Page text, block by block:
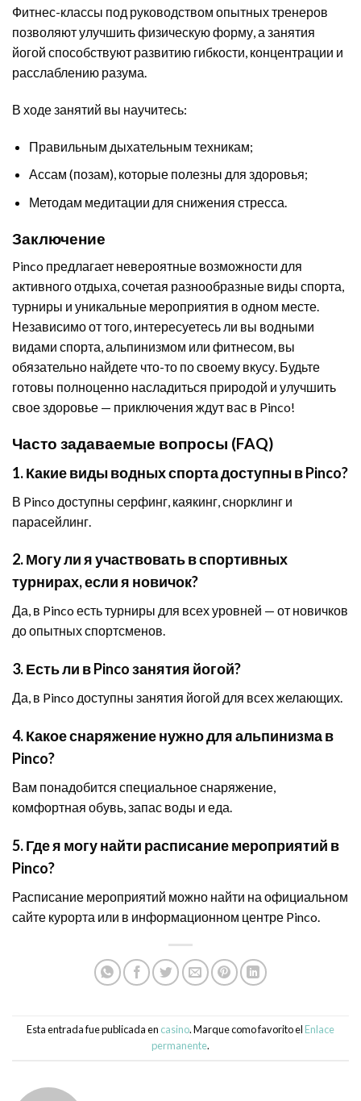
Фитнес-классы под руководством опытных тренеров
позволяют улучшить физическую форму, а занятия
йогой способствуют развитию гибкости, концентрации и
расслаблению разума.
В ходе занятий вы научитесь:
Правильным дыхательным техникам;
Ассам (позам), которые полезны для здоровья;
Методам медитации для снижения стресса.
Заключение
Pinco предлагает невероятные возможности для
активного отдыха, сочетая разнообразные виды спорта,
турниры и уникальные мероприятия в одном месте.
Независимо от того, интересуетесь ли вы водными
видами спорта, альпинизмом или фитнесом, вы
обязательно найдете что-то по своему вкусу. Будьте
готовы полноценно насладиться природой и улучшить
свое здоровье — приключения ждут вас в Pinco!
Часто задаваемые вопросы (FAQ)
1. Какие виды водных спорта доступны в Pinco?
В Pinco доступны серфинг, каякинг, снорклинг и
парасейлинг.
2. Могу ли я участвовать в спортивных
турнирах, если я новичок?
Да, в Pinco есть турниры для всех уровней — от новичков
до опытных спортсменов.
3. Есть ли в Pinco занятия йогой?
Да, в Pinco доступны занятия йогой для всех желающих.
4. Какое снаряжение нужно для альпинизма в
Pinco?
Вам понадобится специальное снаряжение,
комфортная обувь, запас воды и еда.
5. Где я могу найти расписание мероприятий в
Pinco?
Расписание мероприятий можно найти на официальном
сайте курорта или в информационном центре Pinco.
Esta entrada fue publicada en casino. Marque como favorito el Enlace
permanente.